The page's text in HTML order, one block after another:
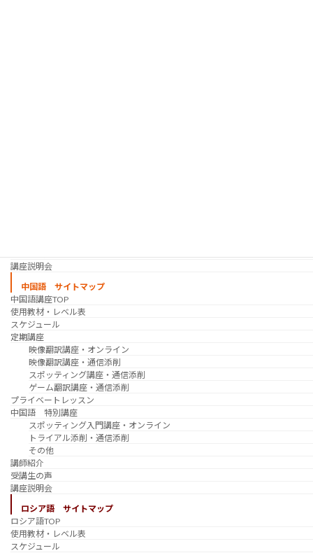
講座説明会
中国語 サイトマップ
中国語講座TOP
使用教材・レベル表
スケジュール
定期講座
映像翻訳講座・オンライン
映像翻訳講座・通信添削
スポッティング講座・通信添削
ゲーム翻訳講座・通信添削
プライベートレッスン
中国語 特別講座
スポッティング入門講座・オンライン
トライアル添削・通信添削
その他
講師紹介
受講生の声
講座説明会
ロシア語 サイトマップ
ロシア語TOP
使用教材・レベル表
スケジュール